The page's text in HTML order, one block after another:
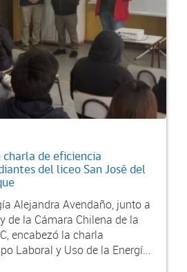
de eficiencia
del liceo San José del
Alejandra Avendaño, junto a
de la Cámara Chilena de la
encabezó la charla
Laboral y Uso de la Energí...